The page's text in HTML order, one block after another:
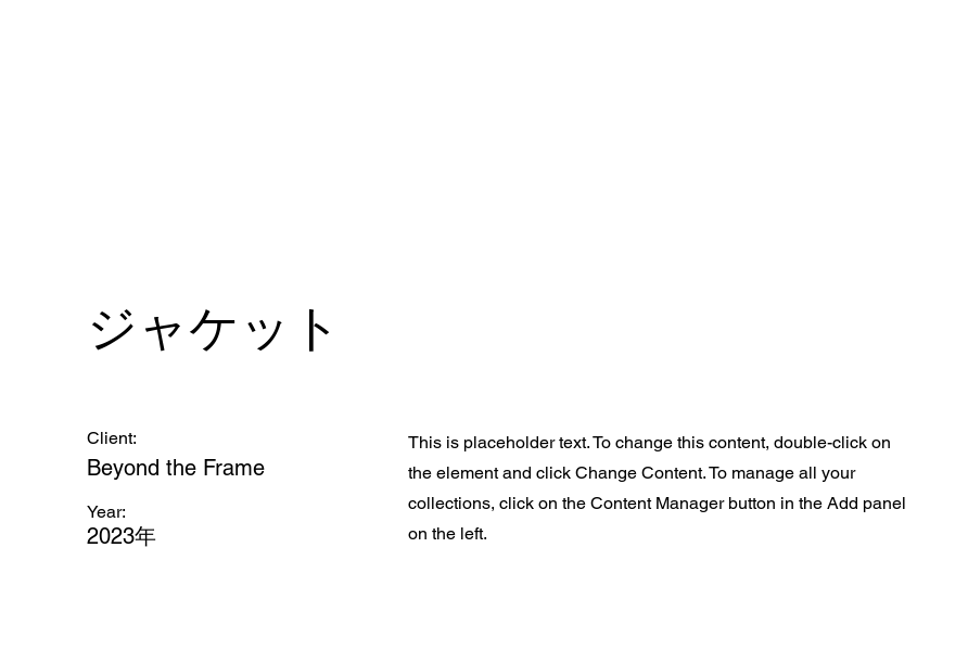
ジャケット
Client:
Beyond the Frame
Year:
2023年
This is placeholder text. To change this content, double-click on
the element and click Change Content. To manage all your
collections, click on the Content Manager button in the Add panel
on the left.